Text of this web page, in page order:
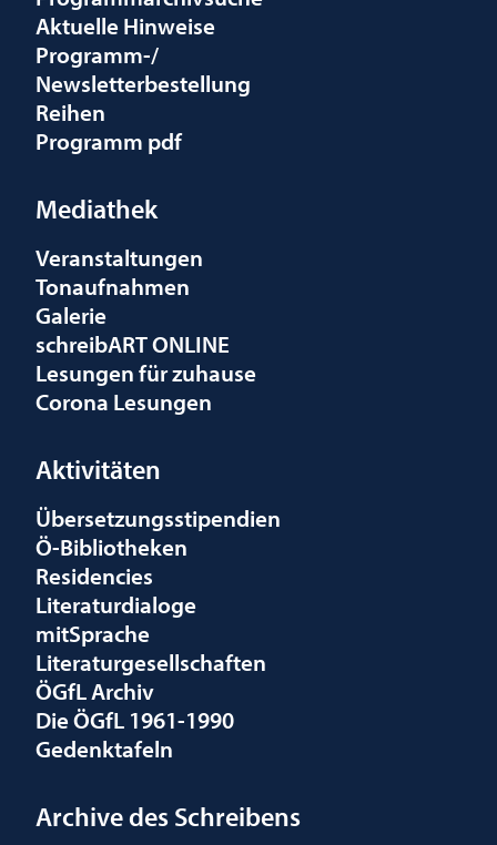
Aktuelle Hinweise
Programm-/
Newsletterbestellung
Reihen
Programm pdf
Mediathek
Veranstaltungen
Tonaufnahmen
Galerie
schreibART ONLINE
Lesungen für zuhause
Corona Lesungen
Aktivitäten
Übersetzungsstipendien
Ö-Bibliotheken
Residencies
Literaturdialoge
mitSprache
Literaturgesellschaften
ÖGfL Archiv
Die ÖGfL 1961-1990
Gedenktafeln
Archive des Schreibens